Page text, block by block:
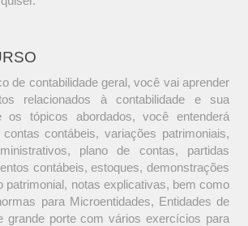
de contabilidade geral, você vai aprender
relacionados à contabilidade e sua
os tópicos abordados, você entenderá
contábeis, variações patrimoniais,
plano de contas, partidas
contábeis, estoques, demonstrações
patrimonial, notas explicativas, bem como
para Microentidades, Entidades de
grande porte com vários exercícios para